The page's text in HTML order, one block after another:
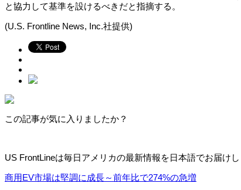
と協力して基準を設けるべきだと指摘する。
(U.S. Frontline News, Inc.社提供)
この記事が気に入りましたか？
US FrontLineは毎日アメリカの最新情報を日本語でお届け
商用EV市場は堅調に成長～前年比で274%の急増